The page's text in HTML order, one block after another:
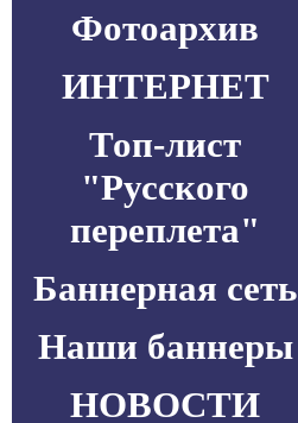
Фотоархив
ИНТЕРНЕТ
Топ-лист
"Русского
переплета"
Баннерная сеть
Наши баннеры
НОВОСТИ